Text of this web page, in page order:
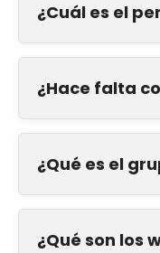
¿Cuál es el
¿Hace falta
¿Qué es el
¿Qué son los